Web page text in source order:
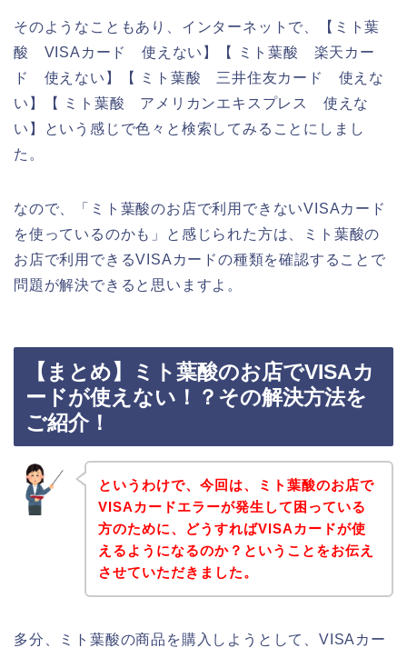
そのようなこともあり、インターネットで、【ミト葉
酸 VISAカード 使えない】【 ミト葉酸 楽天カー
ド 使えない】【 ミト葉酸 三井住友カード 使えな
い】【 ミト葉酸 アメリカンエキスプレス 使えな
い】という感じで色々と検索してみることにしまし
た。
なので、「ミト葉酸のお店で利用できないVISAカード
を使っているのかも」と感じられた方は、ミト葉酸の
お店で利用できるVISAカードの種類を確認することで
問題が解決できると思いますよ。
【まとめ】ミト葉酸のお店でVISAカ
ードが使えない！？その解決方法を
ご紹介！
というわけで、今回は、ミト葉酸のお店で
VISAカードエラーが発生して困っている
方のために、どうすればVISAカードが使
えるようになるのか？ということをお伝え
させていただきました。
多分、ミト葉酸の商品を購入しようとして、VISAカー